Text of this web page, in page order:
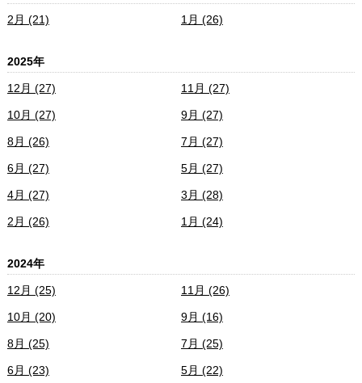
2月 (21) 1月 (26)
2025年
12月 (27) 11月 (27)
10月 (27) 9月 (27)
8月 (26) 7月 (27)
6月 (27) 5月 (27)
4月 (27) 3月 (28)
2月 (26) 1月 (24)
2024年
12月 (25) 11月 (26)
10月 (20) 9月 (16)
8月 (25) 7月 (25)
6月 (23) 5月 (22)